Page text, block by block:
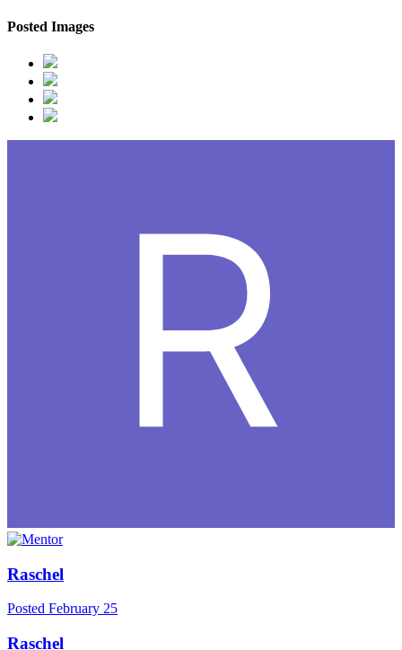
Posted Images
Raschel
Posted February 25
Raschel